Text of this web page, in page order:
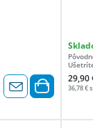
29,90
36,78 €